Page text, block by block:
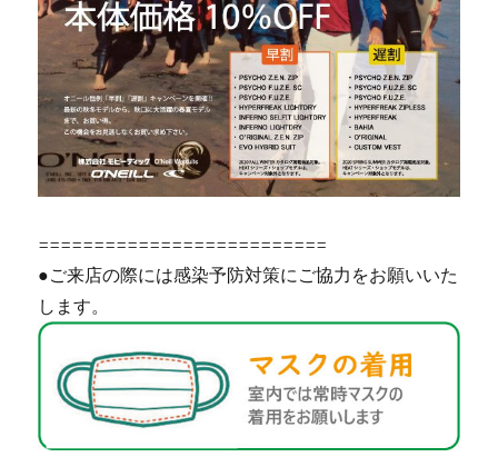
==========================
●ご来店の際には感染予防対策にご協力をお願いいた
します。